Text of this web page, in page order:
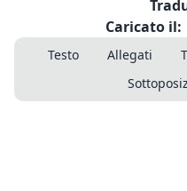
Caricato il:
Testo Allegati